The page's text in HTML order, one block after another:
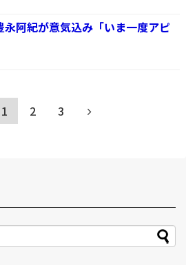
永阿紀が意気込み「いま一度アピ
1 2 3